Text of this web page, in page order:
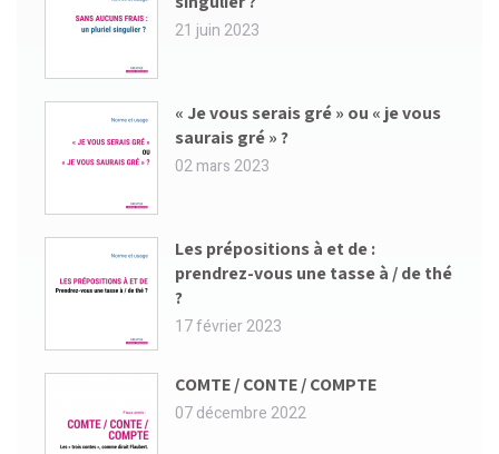
21 juin 2023
« Je vous serais gré » ou « je vous
saurais gré » ?
02 mars 2023
Les prépositions à et de :
prendrez-vous une tasse à / de thé
?
17 février 2023
COMTE / CONTE / COMPTE
07 décembre 2022